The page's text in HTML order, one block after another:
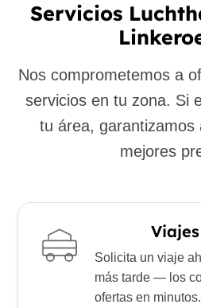
Servicios
Nos comprometemos a
servicios en tu zona. Si
tu área, garantizamos
mejores
Solicita un viaje
más tarde — los
ofertas en minutos.